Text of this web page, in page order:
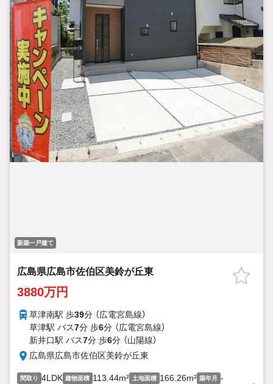
新築一戸建て
広島県広島市佐伯区美鈴が丘東
3880万円
草津南駅 歩39分 （広電宮島線）
草津駅 バス7分 歩6分 （広電宮島線）
新井口駅 バス7分 歩6分 （山陽線）
広島県広島市佐伯区美鈴が丘東
間取り 4LDK 建物面積 113.44m² 土地面積 166.26m² 築年月 -